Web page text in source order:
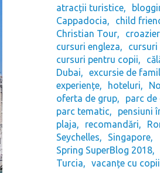
atracții turistice
Cappadocia
child
Christian Tour
cursuri engleza
cursuri
cursuri pentru copii
Dubai
excursie de
experiențe
hoteluri
oferta de grup
parc
parc tematic
pensiuni
plaja
recomandări
Seychelles
Singapore
Spring SuperBlog 2018
Turcia
vacanțe cu